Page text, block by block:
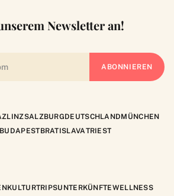
LINZSALZBURGDEUTSCHLANDMÜNCHEN
BUDAPESTBRATISLAVATRIEST
KULTURTRIPSUNTERKÜNFTEWELLNESS
Newsletter an!